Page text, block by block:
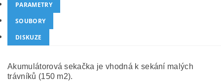
PARAMETRY
SOUBORY
DISKUZE
Akumulátorová sekačka je vhodná k sekání malých
trávníků (150 m2).